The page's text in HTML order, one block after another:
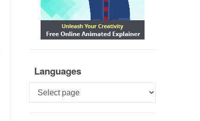
Languages
Languages